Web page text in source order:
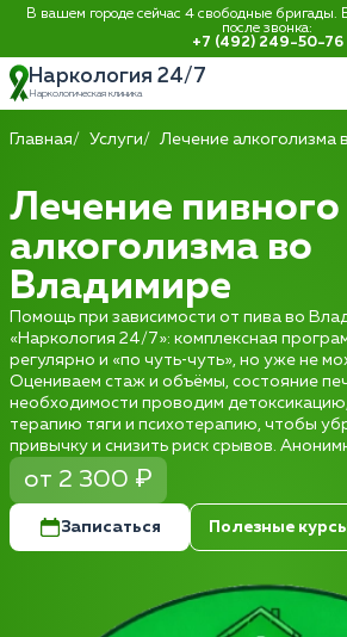
В вашем городе сейчас 4 свободные бригады.
после звонка:
+7 (492) 249-50-76
Наркология 24/7
Наркологическая клиника
Главная Услуги Лечение алкоголизма
Лечение пивного
алкоголизма во
Владимире
Помощь при зависимости от пива во
«Наркология 24/7»: комплексная
регулярно и «по чуть‑чуть», но уже не
Оцениваем стаж и объёмы, состояние
необходимости проводим
терапию тяги и психотерапию, чтобы
привычку и снизить риск срывов.
от 2 300 ₽
Записаться Полезные